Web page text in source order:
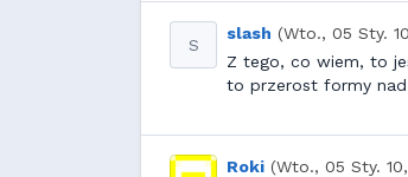
S
slash (Wto., 05 Sty.
Z tego, co wiem, to
to przerost formy
Roki (Wto., 05 Sty.